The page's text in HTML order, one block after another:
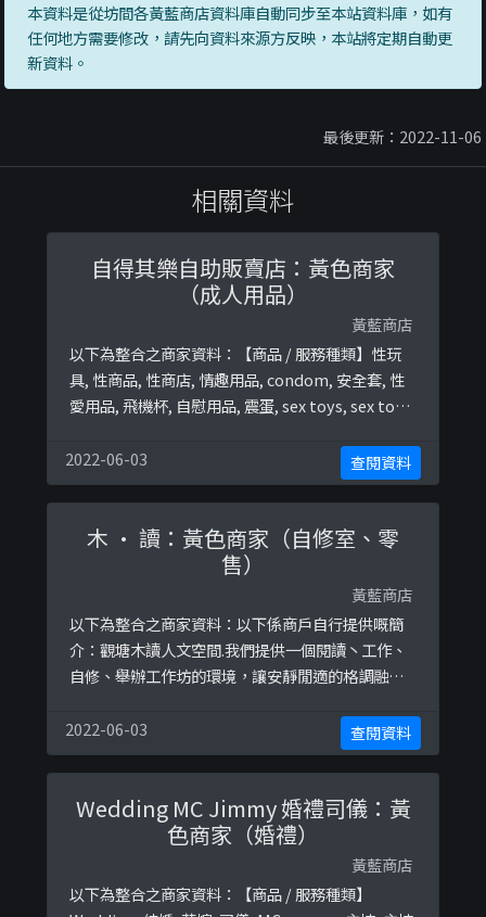
本資料是從坊間各黃藍商店資料庫自動同步至本站資料庫，如有
任何地方需要修改，請先向資料來源方反映，本站將定期自動更
新資料。
最後更新：2022-11-06
相關資料
自得其樂自助販賣店：黃色商家
（成人用品）
黃藍商店
以下為整合之商家資料：【商品 / 服務種類】性玩
具, 性商品, 性商店, 情趣用品, condom, 安全套, 性
愛用品, 飛機杯, 自慰用品, 震蛋, sex toys, sex toy
體原因。
2022-06-03 查閱資料
木 • 讀：黃色商家（自修室、零
售）
黃藍商店
以下為整合之商家資料：以下係商戶自行提供嘅簡
介：觀塘木讀人文空間.我們提供一個閱讀丶工作、
自修、舉辦工作坊的環境，讓安靜閒適的格調融入
速網路、獨立插座、打印掃描.營業時間：每日
10:00-22:00 (特殊情況和假期安排會作另行公告).
👇🏻木讀網站以下係相關證明貼文：
https://www.facebook.com/wooderspace/pho
2022-06-03 查閱資料
Wedding MC Jimmy 婚禮司儀：黃
色商家（婚禮）
黃藍商店
以下為整合之商家資料：【商品 / 服務種類】